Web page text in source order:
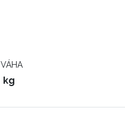
VÁHA
kg